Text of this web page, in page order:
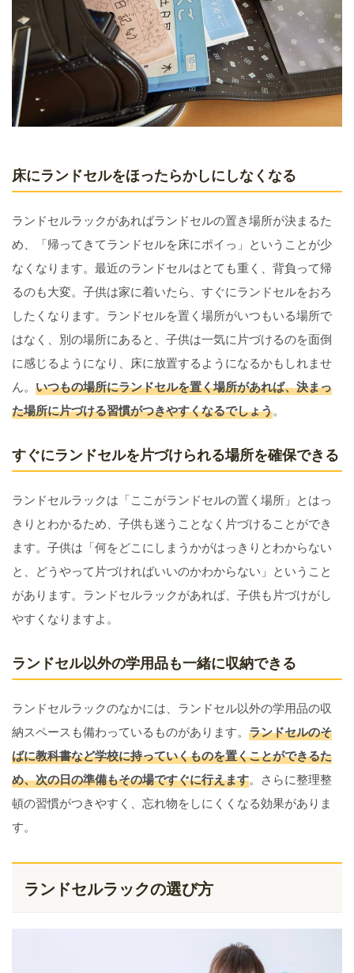
床にランドセルをほったらかしにしなくなる
ランドセルラックがあればランドセルの置き場所が決まるた
め、「帰ってきてランドセルを床にポイっ」ということが少
なくなります。最近のランドセルはとても重く、背負って帰
るのも大変。子供は家に着いたら、すぐにランドセルをおろ
したくなります。ランドセルを置く場所がいつもいる場所で
はなく、別の場所にあると、子供は一気に片づけるのを面倒
に感じるようになり、床に放置するようになるかもしれませ
ん。 いつもの場所にランドセルを置く場所があれば、決まっ
た場所に片づける習慣がつきやすくなるでしょう。
すぐにランドセルを片づけられる場所を確保できる
ランドセルラックは「ここがランドセルの置く場所」とはっ
きりとわかるため、子供も迷うことなく片づけることができ
ます。子供は「何をどこにしまうかがはっきりとわからない
と、どうやって片づければいいのかわからない」ということ
があります。ランドセルラックがあれば、子供も片づけがし
やすくなりますよ。
ランドセル以外の学用品も一緒に収納できる
ランドセルラックのなかには、ランドセル以外の学用品の収
納スペースも備わっているものがあります。 ランドセルのそ
ばに教科書など学校に持っていくものを置くことができるた
め、次の日の準備もその場ですぐに行えます。さらに整理整
頓の習慣がつきやすく、忘れ物をしにくくなる効果がありま
す。
ランドセルラックの選び方